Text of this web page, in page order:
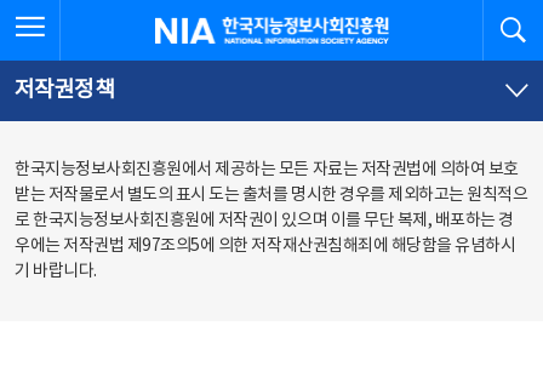
문
로
가
체
뉴
바
가
한국지능정보사회진흥원
저작권정책
한국지능정보사회진흥원에서 제공하는 모든 자료는 저작권법에 의하여 보호
받는 저작물로서 별도의 표시 도는 출처를 명시한 경우를 제외하고는 원칙적으
로 한국지능정보사회진흥원에 저작권이 있으며 이를 무단 복제, 배포하는 경
우에는 저작권법 제97조의5에 의한 저작재산권침해죄에 해당함을 유념하시
기 바랍니다.